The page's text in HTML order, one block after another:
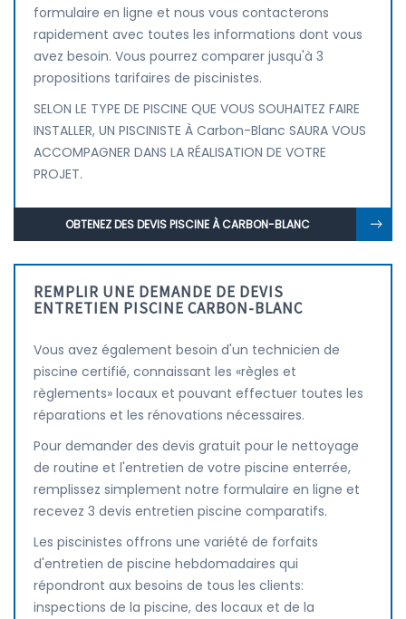
formulaire en ligne et nous vous contacterons
rapidement avec toutes les informations dont vous
avez besoin. Vous pourrez comparer jusqu'à 3
propositions tarifaires de piscinistes.
SELON LE TYPE DE PISCINE QUE VOUS SOUHAITEZ FAIRE
INSTALLER, UN PISCINISTE À Carbon-Blanc SAURA VOUS
ACCOMPAGNER DANS LA RÉALISATION DE VOTRE
PROJET.
OBTENEZ DES DEVIS PISCINE À CARBON-BLANC
REMPLIR UNE DEMANDE DE DEVIS
ENTRETIEN PISCINE CARBON-BLANC
Vous avez également besoin d'un technicien de
piscine certifié, connaissant les «règles et
règlements» locaux et pouvant effectuer toutes les
réparations et les rénovations nécessaires.
Pour demander des devis gratuit pour le nettoyage
de routine et l'entretien de votre piscine enterrée,
remplissez simplement notre formulaire en ligne et
recevez 3 devis entretien piscine comparatifs.
Les piscinistes offrons une variété de forfaits
d'entretien de piscine hebdomadaires qui
répondront aux besoins de tous les clients:
inspections de la piscine, des locaux et de la